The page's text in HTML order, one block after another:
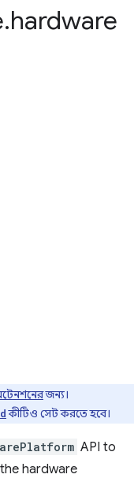
.hardware
জন্য।
কীটিও সেট করতে হবে।
API to
hardware